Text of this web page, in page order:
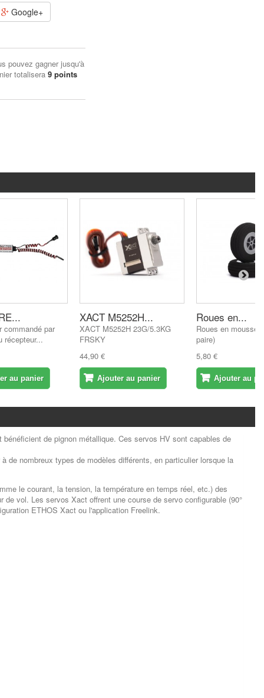
Google+
pouvez gagner jusqu'à
totalisera9 points
commandé par
récepteur...
au panier
XACT M5252H...
XACT M5252H 23G/5.3KG
FRSKY
44,90 €
Ajouter au panier
Roues en...
Roues en mousse
paire)
5,80 €
Ajouter au
de pignon métallique. Ces servos HV sont capables de
de nombreux types de modèles différents, en particulier lorsque la
le courant, la tension, la température en temps réel, etc.) des
vol. Les servos Xact offrent une course de servo configurable (90°
ETHOS Xact ou l'application Freelink.